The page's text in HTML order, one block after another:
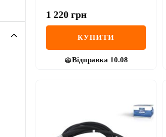
1 220 грн
КУПИТИ
Відправка 10.08